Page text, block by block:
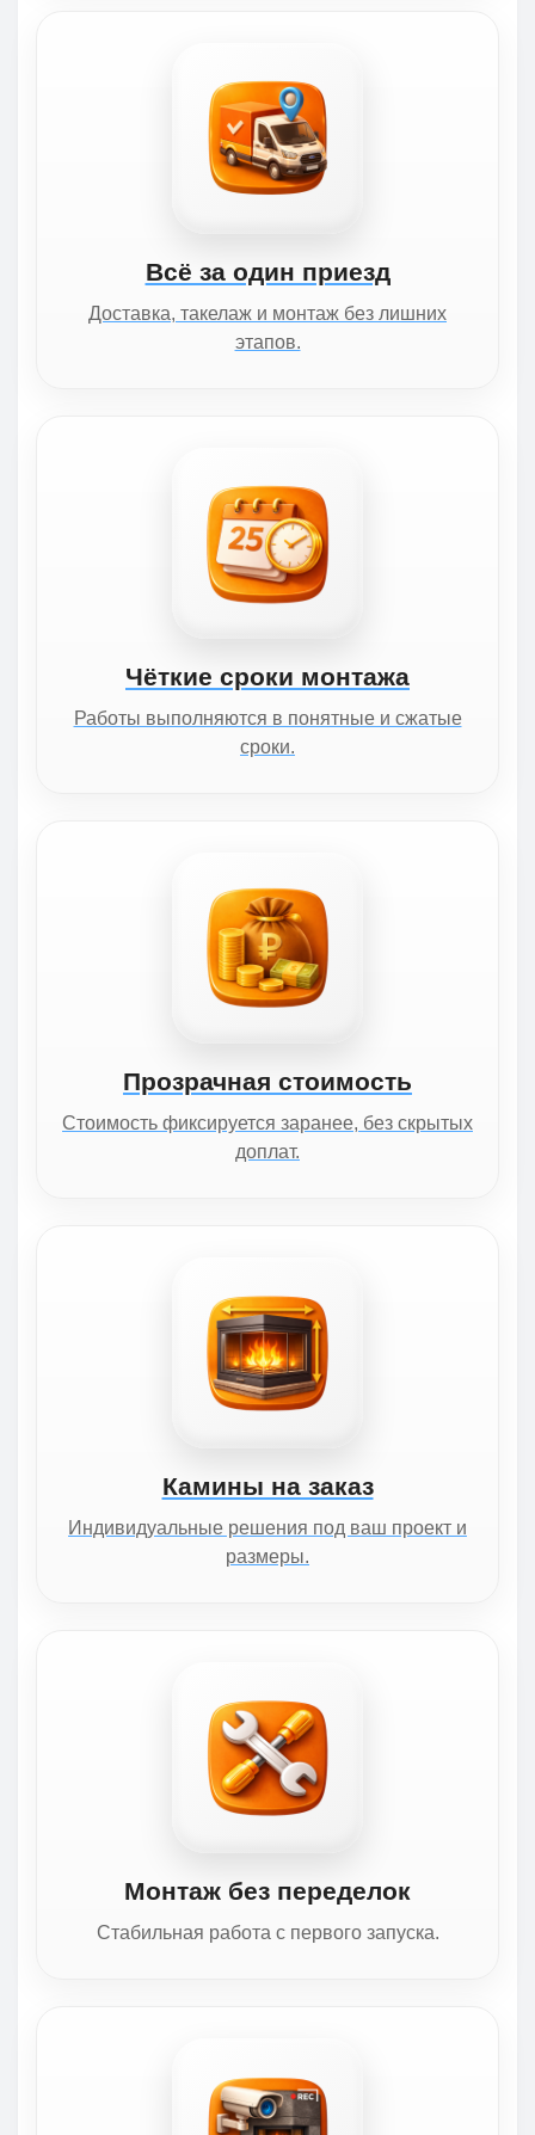
Всё за один приезд
Доставка, такелаж и монтаж без лишних
этапов.
Чёткие сроки монтажа
Работы выполняются в понятные и сжатые
сроки.
Прозрачная стоимость
Стоимость фиксируется заранее, без скрытых
доплат.
Камины на заказ
Индивидуальные решения под ваш проект и
размеры.
Монтаж без переделок
Стабильная работа с первого запуска.